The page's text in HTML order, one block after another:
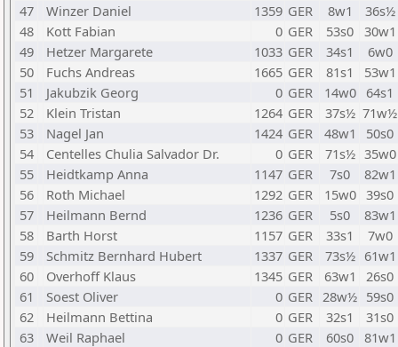
47
Winzer Daniel 1359 GER 8w1
36s½
48
Kott Fabian 0 GER 53s0 30w1
49
Hetzer Margarete 1033 GER 34s1
6w0
50
Fuchs Andreas 1665 GER 81s1
53w1
51
Jakubzik Georg 0 GER 14w0
64s1
52
Klein Tristan 1264 GER 37s½ 71w½
53
Nagel Jan 1424 GER 48w1
50s0
54
Centelles Chulia Salvador Dr. 0 GER 71s½ 35w0
55
Heidtkamp Anna 1147 GER 7s0
82w1
56
Roth Michael 1292 GER 15w0 39s0
57
Heilmann Bernd 1236 GER 5s0
83w1
58
Barth Horst 1157 GER 33s1
7w0
59
Schmitz Bernhard Hubert 1337 GER 73s½ 61w1
60
Overhoff Klaus 1345 GER 63w1
26s0
61
Soest Oliver 0 GER 28w½ 59s0
62
Heilmann Bettina 0 GER 32s1
31s0
63
Weil Raphael 0 GER 60s0 81w1